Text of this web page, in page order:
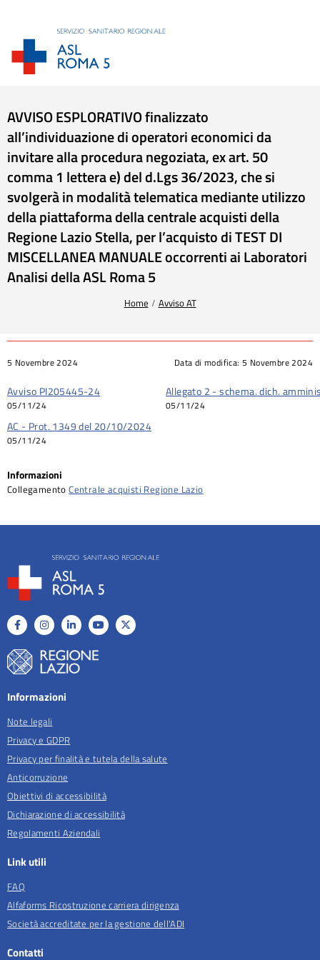
AVVISO ESPLORATIVO finalizzato
all’individuazione di operatori economici da
invitare alla procedura negoziata, ex art. 50
comma 1 lettera e) del d.Lgs 36/2023, che si
svolgerà in modalità telematica mediante utilizzo
della piattaforma della centrale acquisti della
Regione Lazio Stella, per l’acquisto di TEST DI
MISCELLANEA MANUALE occorrenti ai Laboratori
Analisi della ASL Roma 5
Home Avviso AT
Data di modifica: 5 Novembre 2024
5 Novembre 2024
Avviso PI205445-24
05/11/24
AC - Prot. 1349 del 20/10/2024
05/11/24
Allegato 2 - schema. dich.
05/11/24
Informazioni
CollegamentoCentrale acquisti Regione Lazio
Informazioni
Note legali
Privacy e GDPR
Privacy per finalità e tutela della salute
Anticorruzione
Obiettivi di accessibilità
Dichiarazione di accessibilità
Regolamenti Aziendali
Link utili
FAQ
Alfaforms Ricostruzione carriera dirigenza
Società accreditate per la gestione dell'ADI
Contatti